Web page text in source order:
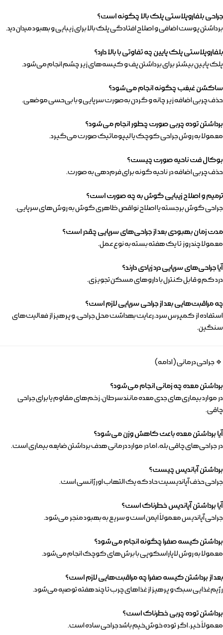
جراحی بلفاروپلاستی پلک بالا چگونه است؟
برداشتن پوست اضافی و اصلاح افتادگی پلک بالا برای زیبایی و بهبود میدان دید.
بلفاروپلاستی پلک پایین چه تفاوتی با بالا دارد؟
پلک پایین بیشتر برای برداشتن پف و کیسه‌های زیر چشم انجام می‌شود.
ساکشن غبغب چگونه انجام می‌شود؟
حذف چربی اضافه زیر چانه و گردن به‌صورت سرپایی و با بی‌حسی موضعی.
برداشتن توده چربی صورت چطور انجام می‌شود؟
معمولا به روش جراحی کوچک یا لیپوماتیک صورت می‌گیرد.
بوکال فت ناحیه صورت چیست؟
حذف چربی اضافه در ناحیه گونه برای فرم‌دهی به صورت.
ترمیم و اصلاح زیبایی گوش به چه صورت است؟
جراحی گوش برجسته یا اصلاح نواقص ظاهری گوش به روش‌های سرپایی.
مدت زمان بهبودی بعد از جراحی‌های سرپایی چقدر است؟
معمولا چند روز تا یک هفته بسته به نوع عمل.
آیا جراحی‌های سرپایی درد زیادی دارند؟
درد کم و قابل کنترل با داروهای مسکن تجویزی.
چه مراقبت‌هایی بعد از جراحی سرپایی لازم است؟
استفاده از کمپرس سرد، رعایت بهداشت محل جراحی، و پرهیز از فعالیت‌های
سنگین.
🔹 جراحی درمانی (ادامه)
برداشتن معده چه زمانی انجام می‌شود؟
در موارد بیماری‌های جدی معده مانند سرطان، زخم‌های مقاوم یا برای جراحی
چاقی.
آیا برداشتن معده باعث کاهش وزن می‌شود؟
در جراحی‌های چاقی بله، اما در موارد درمانی هدف برداشتن ضایعه بیماری است.
برداشتن آباندیس چیست؟
جراحی حذف آپاندیسیت حاد که یک التهاب اورژانسی است.
آیا برداشتن آپاندیس خطرناک است؟
جراحی آپاندیس معمولاً ایمن است و سریع به بهبود منجر می‌شود.
برداشتن کیسه صفرا چگونه انجام می‌شود؟
معمولا به روش لاپاراسکوپی با برش‌های کوچک انجام می‌شود.
بعد از برداشتن کیسه صفرا چه مراقبت‌هایی لازم است؟
رژیم غذایی سبک و پرهیز از غذاهای چرب تا چند هفته توصیه می‌شود.
برداشتن توده چربی خطرناک است؟
معمولاً خیر، اگر توده خوش‌خیم باشد جراحی ساده است.